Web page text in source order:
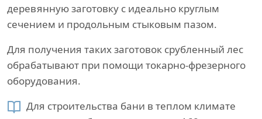
деревянную заготовку с идеально круглым
сечением и продольным стыковым пазом.
Для получения таких заготовок срубленный лес
обрабатывают при помощи токарно-фрезерного
оборудования.
Для строительства бани в теплом климате